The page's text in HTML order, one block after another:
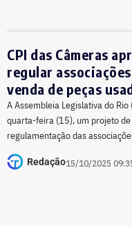
CPI das Câmeras
regular
venda de peças
A Assembleia Legislativa do
quarta-feira (15), um projeto
regulamentação das
Redação15/10/2025